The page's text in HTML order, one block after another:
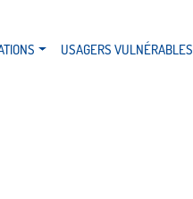
USAGERS VULNÉRABLES